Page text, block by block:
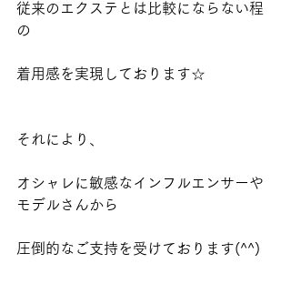
従来のエクステとは比較にならない程
の
着用感を実現しております☆
それにより、
オシャレに敏感なインフルエンサーや
モデルさんから
圧倒的なご支持を受けております(^^)